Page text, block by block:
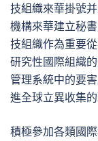
技組織來華掛號
機構來華建立秘
技組織作為重要
研究性國際組織
管理系統中的要
進全球立異收集
積極參加各類國